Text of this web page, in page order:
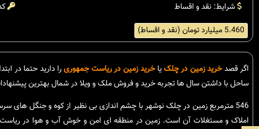
شرایط: نقد و اقساط
5.460 میلیارد تومان (نقد و اقساط)
اگر قصدخرید زمین در چلکیاخرید زمین در ریاست جمهوریرا دارید حتما در
ساحل با داشتن سال ها تجربه خرید و فروش ملک و ویلا در شمال بهترین
546 مترمربع زمین در چلک نوشهر با چشم اندازی بی نظیر از کوه و جنگل های
املاک و مستغلات آن است. زمین در منطقه ای امن و خوش آب و هوا در